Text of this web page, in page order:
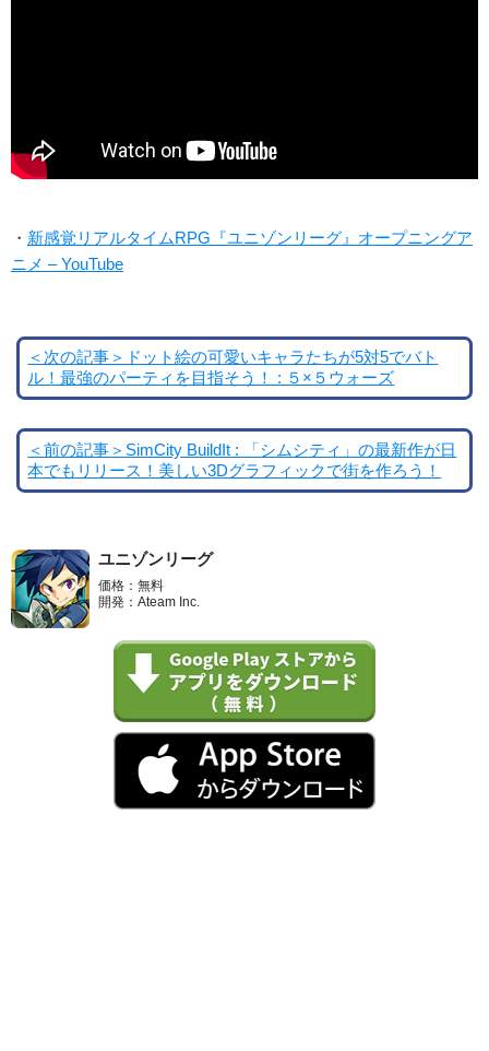
・ 新感覚リアルタイムRPG『ユニゾンリーグ』オープニングア
ニメ – YouTube
＜次の記事＞ドット絵の可愛いキャラたちが5対5でバト
ル！最強のパーティを目指そう！ : ５×５ウォーズ
＜前の記事＞SimCity BuildIt : 「シムシティ」の最新作が日
本でもリリース！美しい3Dグラフィックで街を作ろう！
ユニゾンリーグ
価格：無料
開発：Ateam Inc.